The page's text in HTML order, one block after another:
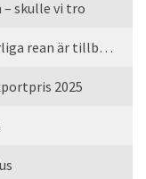
skulle vi tro
Games Made in Sweden 2026 – Den årliga rean är tillbaka
2025